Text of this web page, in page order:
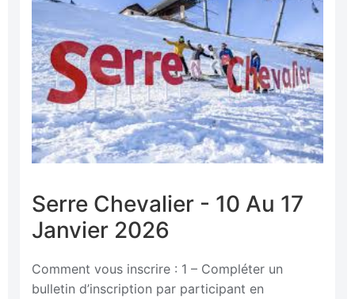
Serre Chevalier - 10 Au 17
Janvier 2026
Comment vous inscrire : 1 – Compléter un
bulletin d’inscription par participant en